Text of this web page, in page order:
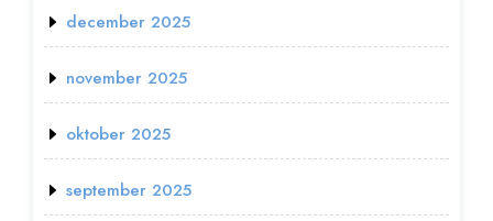
december 2025
november 2025
oktober 2025
september 2025